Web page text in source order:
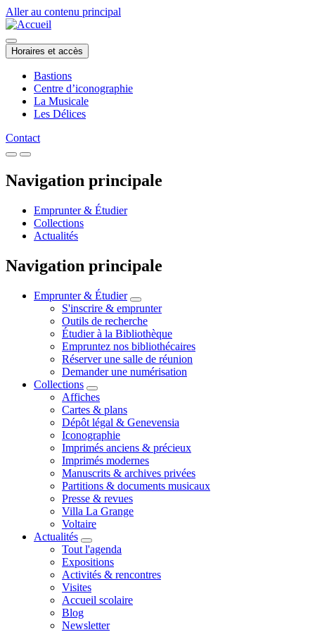
Aller au contenu principal
Horaires et accès
Bastions
Centre d’iconographie
La Musicale
Les Délices
Contact
Navigation principale
Emprunter & Étudier
Collections
Actualités
Navigation principale
Emprunter & Étudier
S'inscrire & emprunter
Outils de recherche
Étudier à la Bibliothèque
Empruntez nos bibliothécaires
Réserver une salle de réunion
Demander une numérisation
Collections
Affiches
Cartes & plans
Dépôt légal & Genevensia
Iconographie
Imprimés anciens & précieux
Imprimés modernes
Manuscrits & archives privées
Partitions & documents musicaux
Presse & revues
Villa La Grange
Voltaire
Actualités
Tout l'agenda
Expositions
Activités & rencontres
Visites
Accueil scolaire
Blog
Newsletter